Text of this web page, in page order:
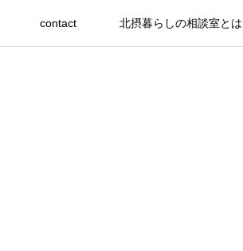
contact 北摂暮らしの相談室とは